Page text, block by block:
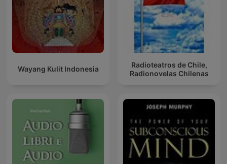
Wayang Kulit Indonesia
Radioteatros de Chile,
Radionovelas Chilenas